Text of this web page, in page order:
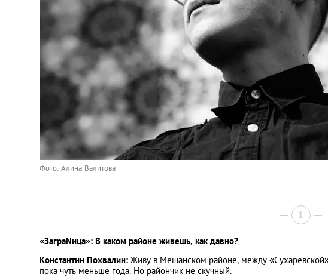
Фото: Алина Валитова
1
«ЗаграNица»: В каком районе живешь, как давно?
Константин Похвалин: Живу в Мещанском районе, между
пока чуть меньше года. Но райончик не скучный.